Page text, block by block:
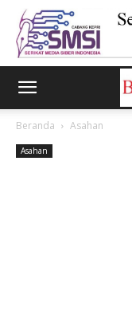
Beranda Asahan
Asahan